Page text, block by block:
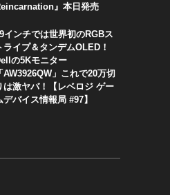
』本日発売
インチでは世界初のRGBス
ライプ＆タンデムOLED！
の5Kモニター
「AW3926QW」これで20万切
は激ヤバ！【レベロジ ゲー
デバイス情報局 #97】